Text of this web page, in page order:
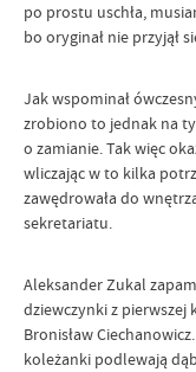
po prostu uschła,
bo oryginał nie przyjął
Jak wspominał
zrobiono to jednak na
o zamianie. Tak więc
wliczając w to kilka
zawędrowała do
sekretariatu.
Aleksander Zukal
dziewczynki z pierwszej
Bronisław
koleżanki podlewają